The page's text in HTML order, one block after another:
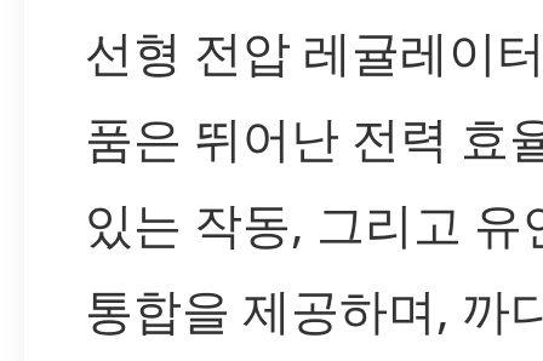
선형 전압 레귤레이
품은 뛰어난 전력 효
있는 작동, 그리고 유
통합을 제공하며, 까